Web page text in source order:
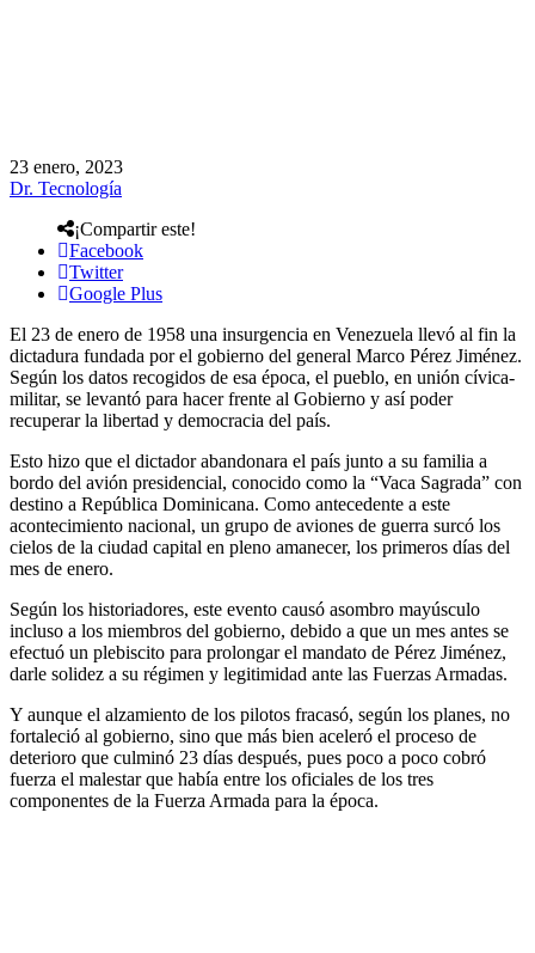
23 enero, 2023
Dr. Tecnología
¡Compartir este!
Facebook
Twitter
Google Plus
El 23 de enero de 1958 una insurgencia en Venezuela llevó al fin la
dictadura fundada por el gobierno del general Marco Pérez Jiménez.
Según los datos recogidos de esa época, el pueblo, en unión cívica-
militar, se levantó para hacer frente al Gobierno y así poder
recuperar la libertad y democracia del país.
Esto hizo que el dictador abandonara el país junto a su familia a
bordo del avión presidencial, conocido como la “Vaca Sagrada” con
destino a República Dominicana. Como antecedente a este
acontecimiento nacional, un grupo de aviones de guerra surcó los
cielos de la ciudad capital en pleno amanecer, los primeros días del
mes de enero.
Según los historiadores, este evento causó asombro mayúsculo
incluso a los miembros del gobierno, debido a que un mes antes se
efectuó un plebiscito para prolongar el mandato de Pérez Jiménez,
darle solidez a su régimen y legitimidad ante las Fuerzas Armadas.
Y aunque el alzamiento de los pilotos fracasó, según los planes, no
fortaleció al gobierno, sino que más bien aceleró el proceso de
deterioro que culminó 23 días después, pues poco a poco cobró
fuerza el malestar que había entre los oficiales de los tres
componentes de la Fuerza Armada para la época.